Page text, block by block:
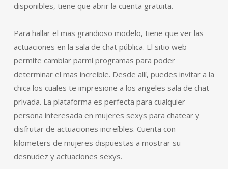
disponibles, tiene que abrir la cuenta gratuita.
Para hallar el mas grandioso modelo, tiene que ver las
actuaciones en la sala de chat pública. El sitio web
permite cambiar parmi programas para poder
determinar el mas increible. Desde allí, puedes invitar a la
chica los cuales te impresione a los angeles sala de chat
privada. La plataforma es perfecta para cualquier
persona interesada en mujeres sexys para chatear y
disfrutar de actuaciones increíbles. Cuenta con
kilometers de mujeres dispuestas a mostrar su
desnudez y actuaciones sexys.